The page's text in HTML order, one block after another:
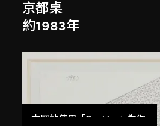
京都桌
約1983年
本网站使用「Cookies」为你